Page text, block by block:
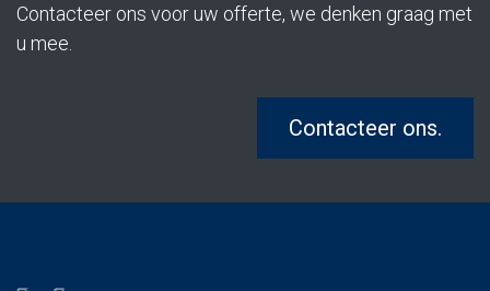
Contacteer ons voor uw offerte, we denken graag met
u mee.
Contacteer ons.